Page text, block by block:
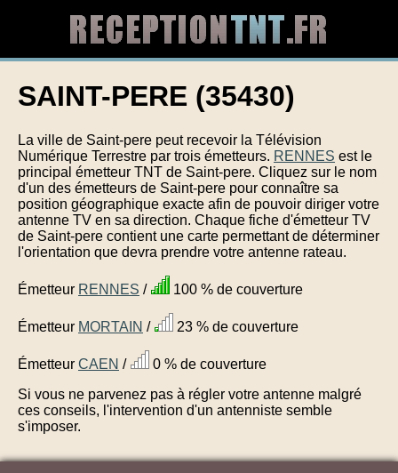
SAINT-PERE (35430)
La ville de Saint-pere peut recevoir la Télévision
Numérique Terrestre par trois émetteurs. RENNES est le
principal émetteur TNT de Saint-pere. Cliquez sur le nom
d'un des émetteurs de Saint-pere pour connaître sa
position géographique exacte afin de pouvoir diriger votre
antenne TV en sa direction. Chaque fiche d'émetteur TV
de Saint-pere contient une carte permettant de déterminer
l'orientation que devra prendre votre antenne rateau.
Émetteur RENNES / 100 % de couverture
Émetteur MORTAIN / 23 % de couverture
Émetteur CAEN /
0 % de couverture
Si vous ne parvenez pas à régler votre antenne malgré
ces conseils, l'intervention d'un antenniste semble
s'imposer.